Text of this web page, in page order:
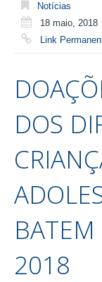
Notícias
18 maio, 2018
Link
DOS
BATEM
2018